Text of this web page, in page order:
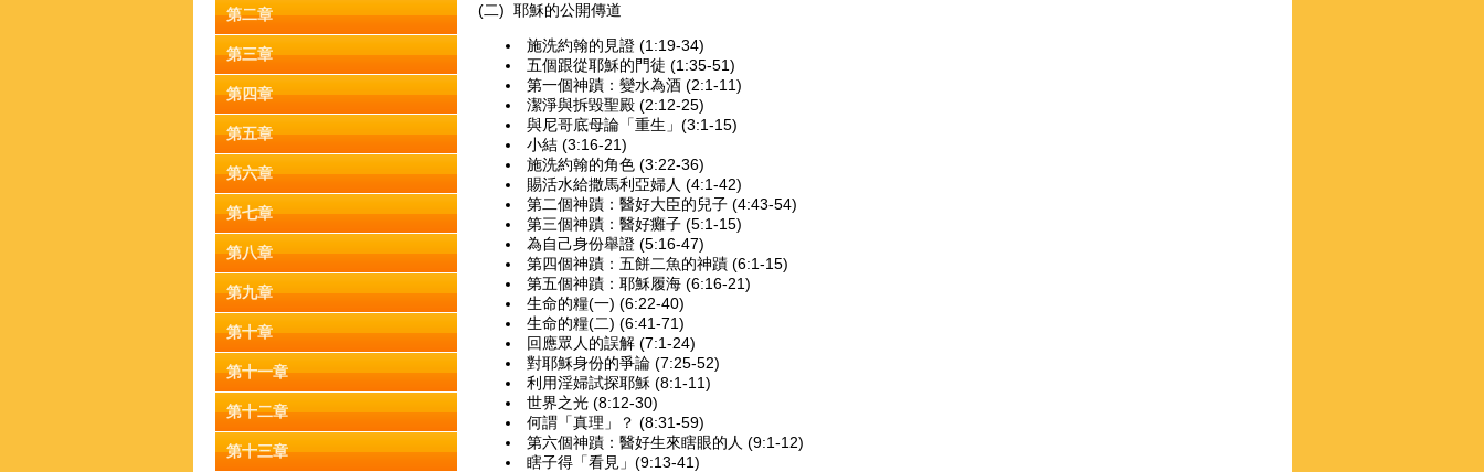
第二章
第三章
第四章
第五章
第六章
第七章
第八章
第九章
第十章
第十一章
第十二章
第十三章
(二) 耶穌的公開傳道
施洗約翰的見證 (1:19-34)
五個跟從耶穌的門徒 (1:35-51)
第一個神蹟：變水為酒 (2:1-11)
潔淨與拆毀聖殿 (2:12-25)
與尼哥底母論「重生」(3:1-15)
小結 (3:16-21)
施洗約翰的角色 (3:22-36)
賜活水給撒馬利亞婦人 (4:1-42)
第二個神蹟：醫好大臣的兒子 (4:43-54)
第三個神蹟：醫好癱子 (5:1-15)
為自己身份舉證 (5:16-47)
第四個神蹟：五餅二魚的神蹟 (6:1-15)
第五個神蹟：耶穌履海 (6:16-21)
生命的糧(一) (6:22-40)
生命的糧(二) (6:41-71)
回應眾人的誤解 (7:1-24)
對耶穌身份的爭論 (7:25-52)
利用淫婦試探耶穌 (8:1-11)
世界之光 (8:12-30)
何謂「真理」？ (8:31-59)
第六個神蹟：醫好生來瞎眼的人 (9:1-12)
瞎子得「看見」(9:13-41)